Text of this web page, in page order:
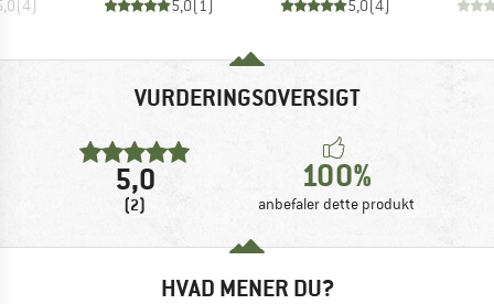
4) 5,0 1 5,0 4)
VURDERINGSOVERSIGT
5,0
(2)
100%
anbefaler dette produkt
HVAD MENER DU?